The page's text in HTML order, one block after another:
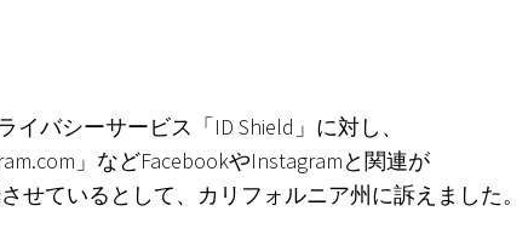
イバシーサービス「ID Shield」に対し、
」などFacebookやInstagramと関連が
せているとして、カリフォルニア州に訴えました。